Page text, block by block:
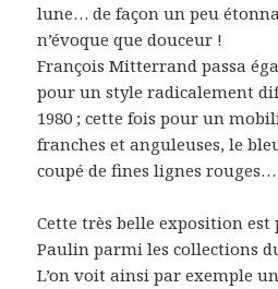
lune… de façon un peu
n’évoque que douceur !
François Mitterrand passa
pour un style radicalement
1980 ; cette fois pour un
franches et anguleuses, le
coupé de fines lignes rouges…
Cette très belle exposition est
Paulin parmi les collections
L’on voit ainsi par exemple